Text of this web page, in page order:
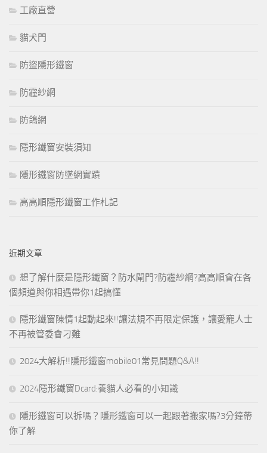
工廠直營
貓犬門
防盜隱形鐵窗
防霾紗網
防鴿網
隱形鐵窗安裝須知
隱形鐵窗防墜網實蹟
高高順隱形鐵窗工作札記
近期文章
想了解什麼是隱形鐵窗？防水閘門?防霾紗網?高高順會在各
個頻道與你相遇帶你1起搞懂
隱形鐵窗陳情1起動起來!!讓法規不再限定保護，讓愛寵人士
不再被管委會刁難
2024大解析!!隱形鐵窗mobile01常見問題Q&A!!
2024隱形鐵窗Dcard:養貓人必看的小知識
隱形鐵窗可以拆嗎？隱形鐵窗可以一起跟著搬家嗎?3分鐘帶
你了解